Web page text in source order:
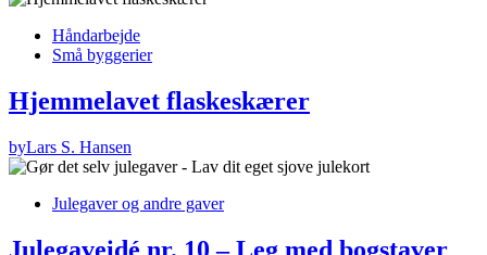
Håndarbejde
Små byggerier
Hjemmelavet flaskeskærer
byLars S. Hansen
Julegaver og andre gaver
Julegaveidé nr. 10 – Leg med bogstaver